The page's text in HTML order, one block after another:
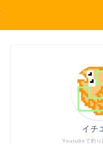
Youtubeで釣り
イチ